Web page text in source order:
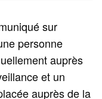
sur
personne
auprès
et un
auprès de la